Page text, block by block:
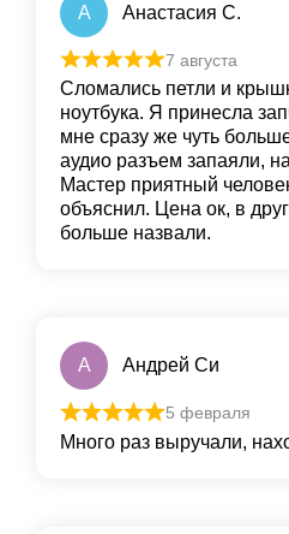
А Анастасия С.
7 августа
Сломались петли и
ноутбука. Я принесла
мне сразу же чуть
аудио разъем запаяли,
Мастер приятный
объяснил. Цена ок, в
больше назвали.
А Андрей Си
5 февраля
Много раз выручали,